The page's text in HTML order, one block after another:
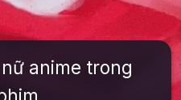
anime trong